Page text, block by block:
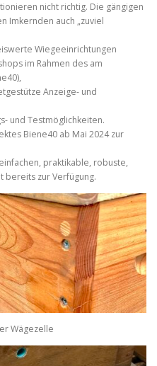
nicht richtig. Die gängigen
Imkernden auch „zuviel
Wiegeeinrichtungen
im Rahmen des am
Anzeige- und
und Testmöglichkeiten.
Biene40 ab Mai 2024 zur
praktikable, robuste,
bereits zur Verfügung.
Wägezelle